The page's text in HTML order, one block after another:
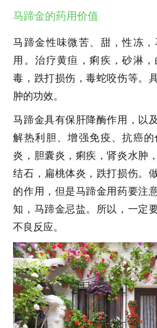
马蹄金的药用价值
马蹄金性味微苦、甜，性冻
用。治疗黄疸，痢疾，砂淋
毒，跌打损伤，毒蛇咬伤等。
肿的功效。
马蹄金具有保肝降酶作用，以
解热利胆、增强免疫、抗癌
炎，胆囊炎，痢疾，肾炎水肿
结石，扁桃体炎，跌打损伤。
的作用，但是马蹄金用药要注
知，马蹄金忌盐。所以，一定
不良反应。